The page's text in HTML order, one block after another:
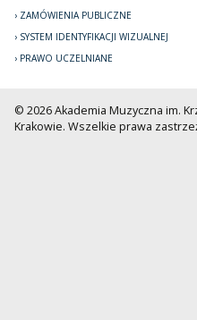
ZAMÓWIENIA PUBLICZNE
SYSTEM IDENTYFIKACJI WIZUALNEJ
PRAWO UCZELNIANE
© 2026 Akademia Muzyczna im.
Krakowie. Wszelkie prawa